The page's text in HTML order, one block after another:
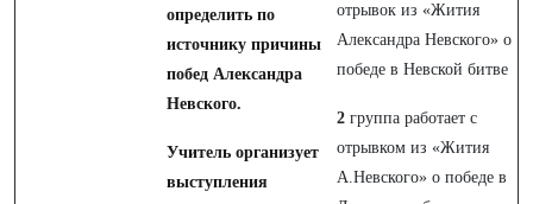
определить по
источнику причины
побед Александра
Невского.
Учитель организует
выступления
отрывок из «Жития
Александра Невского» о
победе в Невской битве
2 группа работает с
отрывком из «Жития
А.Невского» о победе в